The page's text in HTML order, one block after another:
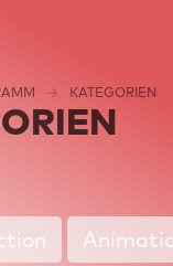
KATEGORIEN